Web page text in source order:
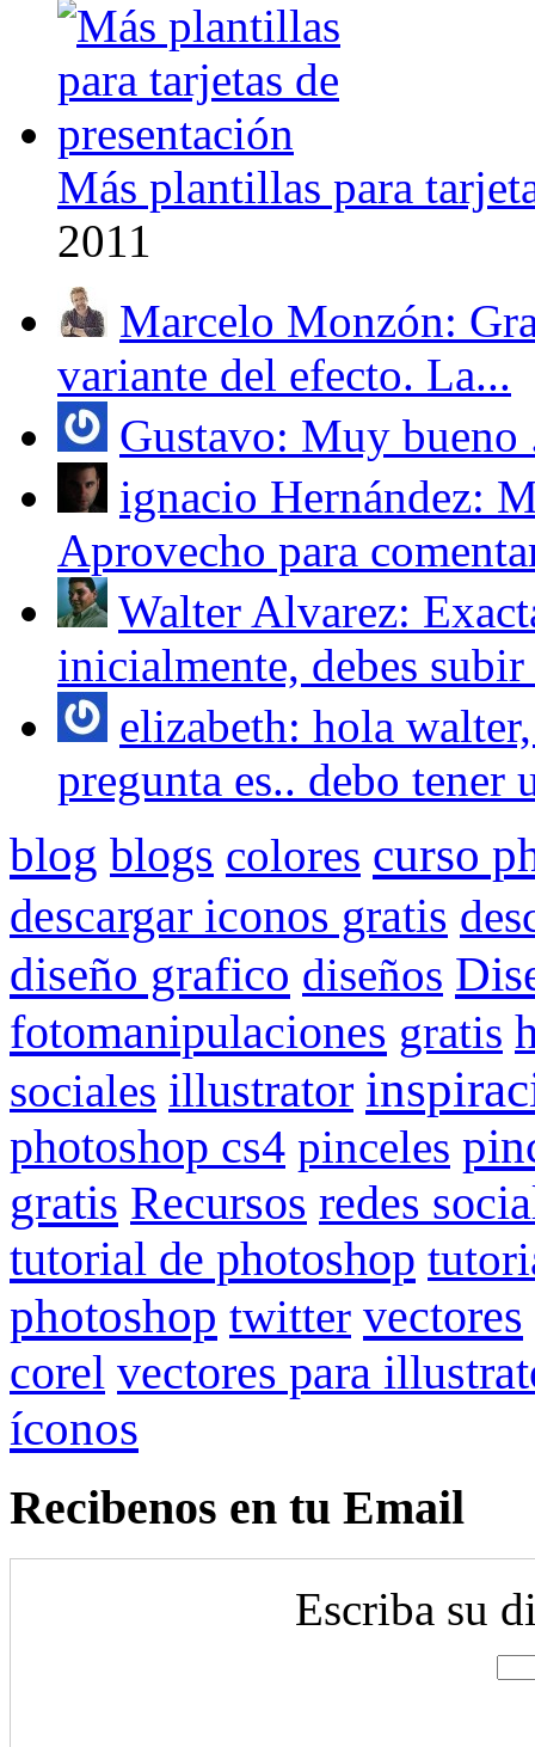
Más plantillas para
2011
Marcelo Monzón:
variante del efecto. La...
Gustavo: Muy bueno
ignacio Hernández:
Aprovecho para
Walter Alvarez:
inicialmente, debes
elizabeth: hola
pregunta es.. debo tener
blog blogs colores curso
descargar iconos gratis
diseño grafico diseños
fotomanipulaciones gratis
sociales illustrator
photoshop cs4 pinceles
gratis Recursos redes
tutorial de photoshop
photoshop twitter vectores
corel vectores para
íconos
Recibenos en tu Email
Escriba su